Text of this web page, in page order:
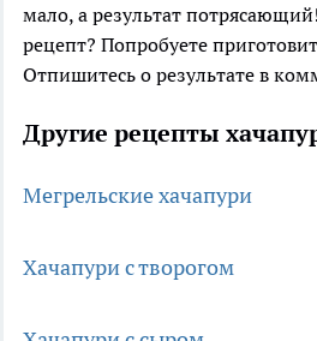
мало, а результат
рецепт? Попробуете
Отпишитесь о результате в
Другие рецепты
Мегрельские хачапури
Хачапури с творогом